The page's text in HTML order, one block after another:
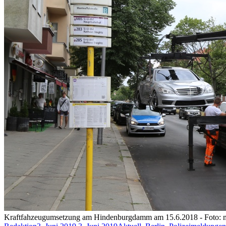
Kraftfahzeugumsetzung am Hindenburgdamm am 15.6.2018 - Foto: